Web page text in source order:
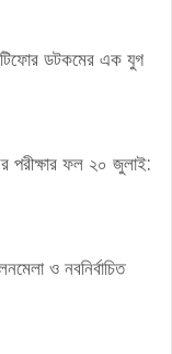
ডটকমের এক যুগ
পরীক্ষার ফল ২০ জুলাই:
ও নবনির্বাচিত